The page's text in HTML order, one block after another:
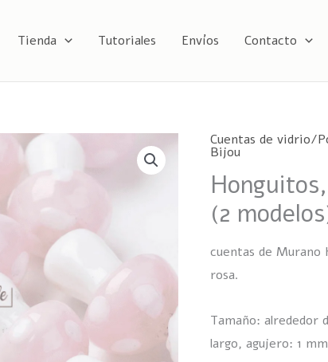
Tienda Tutoriales Envíos Contacto
Cuentas de vidrio/
Bijou
(2
cuentas de Murano
rosa.
Tamaño: alrededor
largo, agujero: 1